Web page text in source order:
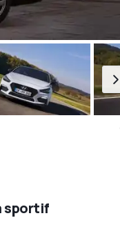
sportif